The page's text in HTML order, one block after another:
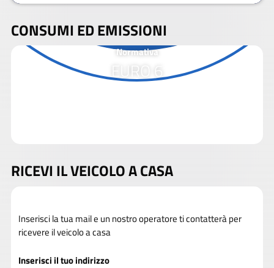
CONSUMI ED EMISSIONI
Normativa
EURO 6
RICEVI IL VEICOLO A CASA
Inserisci la tua mail e un nostro operatore ti contatterà per
ricevere il veicolo a casa
Inserisci il tuo indirizzo